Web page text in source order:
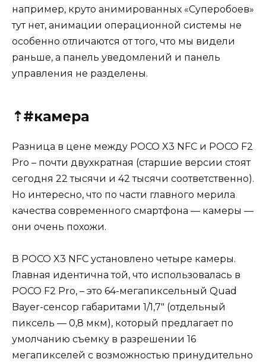
например, круто анимированных «Суперобоев»
тут нет, анимации операционной системы не
особенно отличаются от того, что мы видели
раньше, а панель уведомлений и панель
управления не разделены.
⇡#камера
Разница в цене между POCO X3 NFC и POCO F2
Pro – почти двухкратная (старшие версии стоят
сегодня 22 тысячи и 42 тысячи соответственно).
Но интересно, что по части главного мерила
качества современного смартфона — камеры —
они очень похожи.
В POCO X3 NFC установлено четыре камеры.
Главная идентична той, что использовалась в
POCO F2 Pro, – это 64-мегапиксельный Quad
Bayer-сенсор габаритами 1/1,7″ (отдельный
пиксель — 0,8 мкм), который предлагает по
умолчанию съемку в разрешении 16
мегапикселей с возможностью принудительно